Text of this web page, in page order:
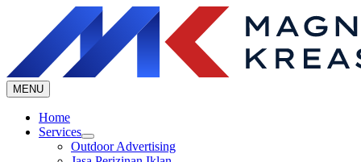
content
MENU
Home
Services
Outdoor Advertising